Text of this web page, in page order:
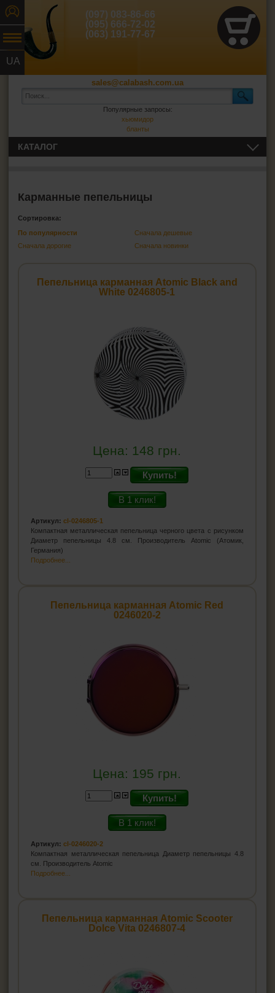
UA
(097) 083-86-66
(095) 666-72-02
(063) 191-77-67
sales@calabash.com.ua
Популярные запросы:
хьюмидор
бланты
Карманные пепельницы
Сортировка:
По популярности
Сначала дешевые
Сначала дорогие
Сначала новинки
Пепельница карманная Atomic Black and
White 0246805-1
Цена: 148 грн.
Купить!
В 1 клик!
Артикул: cl-0246805-1
Компактная металлическая пепельница черного цвета с рисунком
Диаметр пепельницы 4.8 см. Производитель Atomic (Атомик,
Германия)
Подробнее...
Пепельница карманная Atomic Red
0246020-2
Цена: 195 грн.
Купить!
В 1 клик!
Артикул: cl-0246020-2
Компактная металлическая пепельница Диаметр пепельницы 4.8
см. Производитель Atomic
Подробнее...
Пепельница карманная Atomic Scooter
Dolce Vita 0246807-4
КАТАЛОГ
СИГАРЫ, СИГАРИЛЛЫ И ВСЁ ДЛЯ НИХ
ПЕПЕЛЬНИЦЫ
Пепельницы автомобильные
Пепельницы для трубок
Пепельницы для сигар
HEADSHOP (ХЭДШОП)
КАЛЬЯНЫ И ВСЁ ДЛЯ НИХ